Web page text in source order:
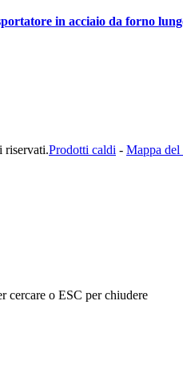
in acciaio da forno
Prodotti caldi - Mappa del
cercare o ESC per chiudere